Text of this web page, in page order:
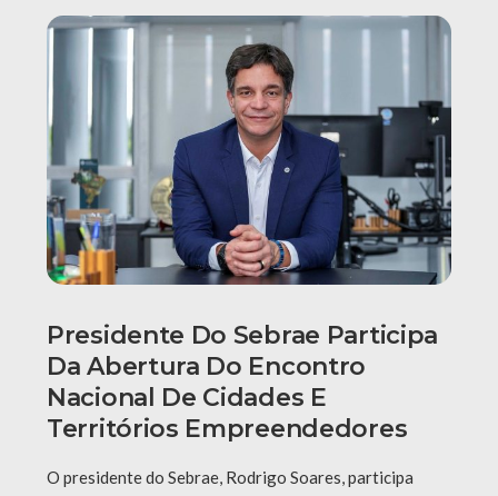
Presidente Do Sebrae Participa
Da Abertura Do Encontro
Nacional De Cidades E
Territórios Empreendedores
O presidente do Sebrae, Rodrigo Soares, participa